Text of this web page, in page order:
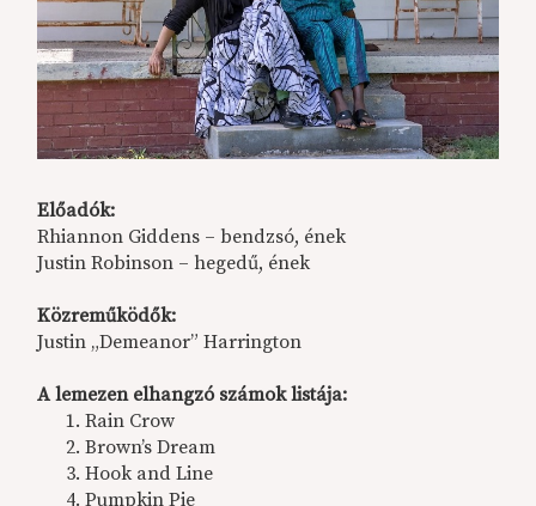
Előadók:
Rhiannon Giddens – bendzsó, ének
Justin Robinson – hegedű, ének
Közreműködők:
Justin „Demeanor” Harrington
A lemezen elhangzó számok listája:
Rain Crow
Brown’s Dream
Hook and Line
Pumpkin Pie